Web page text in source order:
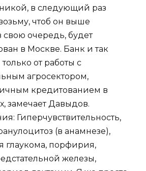
в следующий раз
чтоб он выше
свою очередь, будет
в Москве. Банк и так
от работы с
агросектором,
кредитованием в
замечает Давыдов.
Гиперчувствительность,
(в анамнезе),
глаукома, порфирия,
железы,